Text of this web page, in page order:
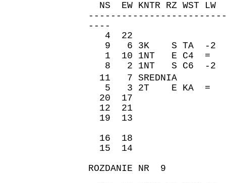
NS EW KNTR RZ WST
----
4 22 -110
9 6 3K S TA -2
1 10 1NT E C4
8 2 1NT S C6 -2
11 7 SREDNIA
5 3 2T E KA =
20 17 80
12 21 -100
19 13 150
16 18 80
15 14 -90
ROZDANIE NR 9